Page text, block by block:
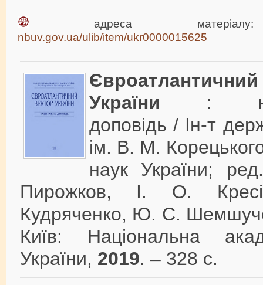
адреса
nbuv.gov.ua/ulib/item/ukr0000015625
України :
доповідь / Ін-т
ім. В. М.
наук України;
Пирожков, І. О.
Кудряченко, Ю. С.
Київ: Національна
України, 2019. – 328 c.